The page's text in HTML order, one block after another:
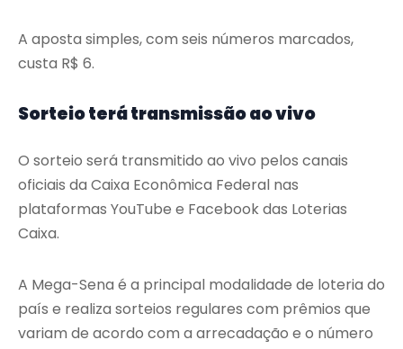
A aposta simples, com seis números marcados,
custa R$ 6.
Sorteio terá transmissão ao vivo
O sorteio será transmitido ao vivo pelos canais
oficiais da Caixa Econômica Federal nas
plataformas YouTube e Facebook das Loterias
Caixa.
A Mega-Sena é a principal modalidade de loteria do
país e realiza sorteios regulares com prêmios que
variam de acordo com a arrecadação e o número